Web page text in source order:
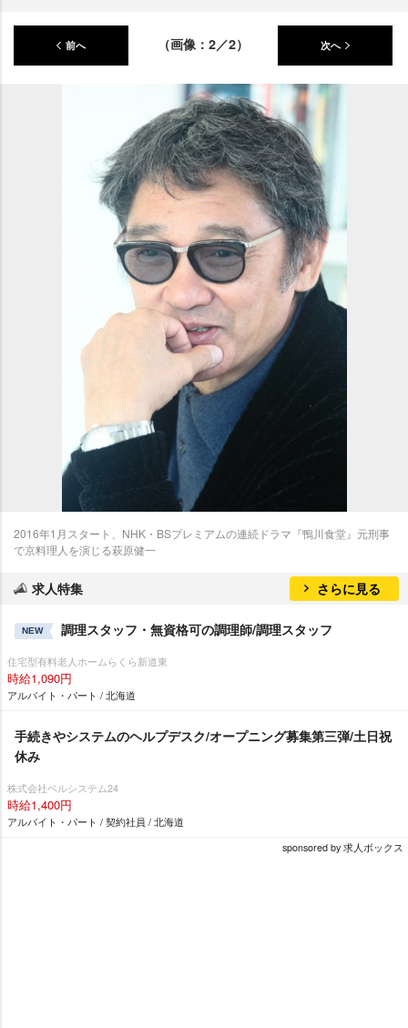
前へ （画像：2／2） 次へ
2016年1月スタート、NHK・BSプレミアムの連続ドラマ『鴨川食堂』元刑事
で京料理人を演じる萩原健一
求人特集 さらに見る
NEW 調理スタッフ・無資格可の調理師/調理スタッフ
住宅型有料老人ホームらくら新道東
時給1,090円
アルバイト・パート / 北海道
手続きやシステムのヘルプデスク/オープニング募集第三弾/土日祝
休み
株式会社ベルシステム24
時給1,400円
アルバイト・パート / 契約社員 / 北海道
sponsored by 求人ボックス